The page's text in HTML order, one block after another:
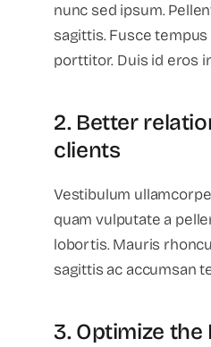
nunc sed ipsum.
sagittis. Fusce
porttitor. Duis id eros
2. Better
clients
Vestibulum
quam vulputate a
lobortis. Mauris
sagittis ac accumsan
3. Optimize the